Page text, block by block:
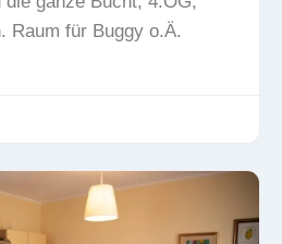
Raum für Buggy o.Ä.